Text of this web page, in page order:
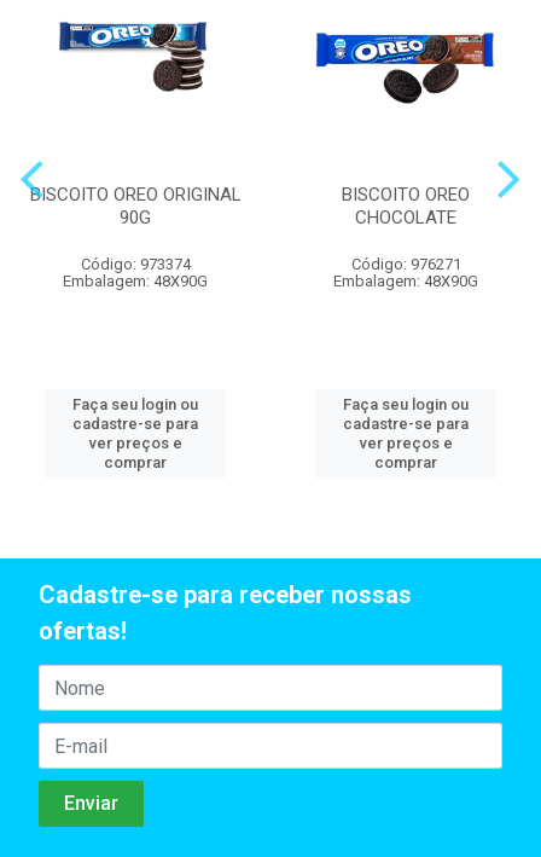
BISCOITO OREO ORIGINAL
90G
Código: 973374
Embalagem: 48X90G
Faça seu login ou
cadastre-se para
ver preços e
comprar
BISCOITO OREO
CHOCOLATE
Código: 976271
Embalagem: 48X90G
Faça seu login ou
cadastre-se para
ver preços e
comprar
Cadastre-se para receber nossas
ofertas!